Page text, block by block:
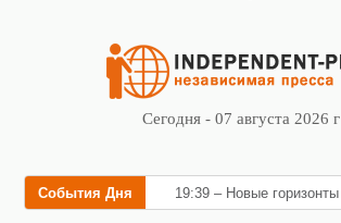
Сегодня - 07 августа 2026 г
События Дня 19:39 – Новые горизонты